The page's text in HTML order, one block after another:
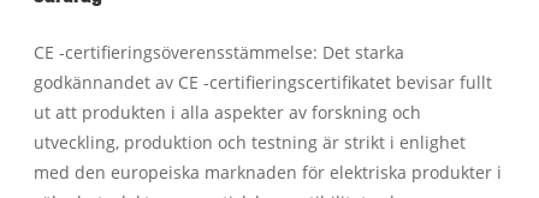
CE -certifieringsöverensstämmelse: Det starka
godkännandet av CE -certifieringscertifikatet bevisar fullt
ut att produkten i alla aspekter av forskning och
utveckling, produktion och testning är strikt i enlighet
med den europeiska marknaden för elektriska produkter i